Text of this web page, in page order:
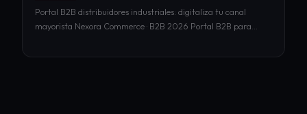
Portal B2B distribuidores industriales: digitaliza tu canal
mayorista Nexora Commerce · B2B 2026 Portal B2B para…